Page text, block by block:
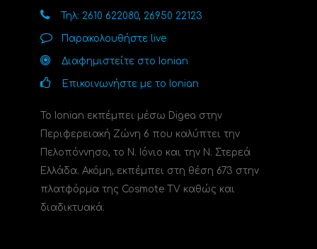
Τηλ: 2610 622080, 26950 22123
Παρακολουθήστε live
Διαφημιστείτε στο Ionian
Επικοινωνήστε με το Ionian
Το Ionian εκπέμπει μέσω Digea στην
Περιφερειακή Ζώνη 6 που καλύπτει την
Πελοπόννησο, το N. Ιόνιο και την Ν. Στερεά
Ελλάδα. Ακόμη, εκπέμπει στη θέση 673 στην
πλατφόρμα της Cosmote TV καθώς και
διαδικτυακά.